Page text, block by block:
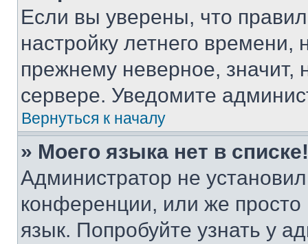
Если вы уверены, что
настройку летнего
прежнему неверное, значит,
сервере. Уведомите
Вернуться к началу
» Моего языка нет в списке!
Администратор не
конференции, или же
язык. Попробуйте узнать у